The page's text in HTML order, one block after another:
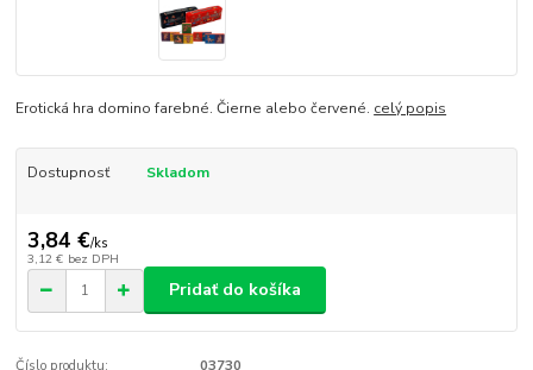
Erotická hra domino farebné. Čierne alebo červené. celý popis
Dostupnosť Skladom
3,84 €/ks
3,12 € bez DPH
Pridať do košíka
Číslo produktu: 03730